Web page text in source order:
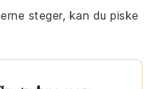
steger, kan du piske